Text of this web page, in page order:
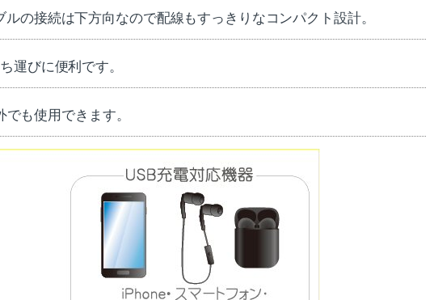
の接続は下方向なので配線もすっきりなコンパクト設計。
運びに便利です。
も使用できます。